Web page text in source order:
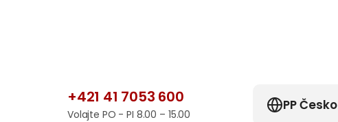
+421 41 7053 600
Volajte PO - PI 8.00 – 15.00
PP Česko